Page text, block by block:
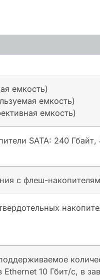
емкость)
емкость)
емкость)
SATA: 240
с флеш-
Ethernet 10 Гбит/с, в